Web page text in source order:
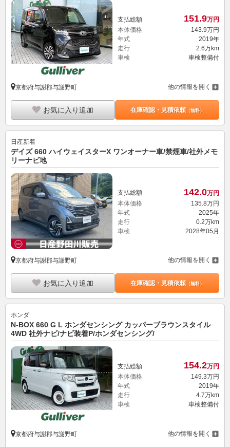
支払総額 151.9万円
本体価格
143.9万円
年式
2019年
走行
2.6万km
車検
車検整備付
京都府与謝郡与謝野町 他の情報を開く
お気に入り追加 在庫確認・見積依頼（無料）
日産新着
デイズ 660 ハイウェイスターX ワンオーナー車/禁煙車/社外メモ
リーナビ地
支払総額 142.0万円
本体価格
135. 8万円
年式
2025年
走行
0.2万km
車検
2028年05月
京都府与謝郡与謝野町 他の情報を開く
お気に入り追加 在庫確認・見積依頼（無料）
ホンダ
N-BOX 660 G L ホンダセンシング カッパーブラウンスタイル
4WD 社外ナビ/ナビ装着P/ホンダセンシング/
支払総額 154.2万円
本体価格
149.3万円
年式
2019年
走行
4.7万km
車検
車検整備付
京都府与謝郡与謝野町 他の情報を開く